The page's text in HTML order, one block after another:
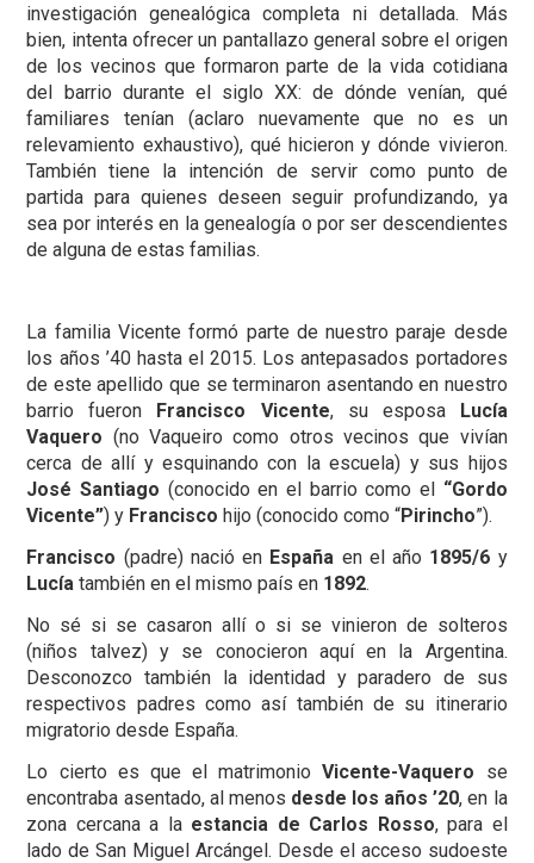
investigación genealógica completa ni detallada. Más
bien, intenta ofrecer un pantallazo general sobre el origen
de los vecinos que formaron parte de la vida cotidiana
del barrio durante el siglo XX: de dónde venían, qué
familiares tenían (aclaro nuevamente que no es un
relevamiento exhaustivo), qué hicieron y dónde vivieron.
También tiene la intención de servir como punto de
partida para quienes deseen seguir profundizando, ya
sea por interés en la genealogía o por ser descendientes
de alguna de estas familias.
La familia Vicente formó parte de nuestro paraje desde
los años ’40 hasta el 2015. Los antepasados portadores
de este apellido que se terminaron asentando en nuestro
barrio fueron
Francisco Vicente, su esposa
Lucía
Vaquero (no Vaqueiro como otros vecinos que vivían
cerca de allí y esquinando con la escuela) y sus hijos
José Santiago (conocido en el barrio como el “Gordo
Vicente”) y Francisco hijo (conocido como “Pirincho”).
Francisco (padre) nació en España en el año 1895/6 y
Lucíatambién en el mismo país en 1892.
No sé si se casaron allí o si se vinieron de solteros
(niños talvez) y se conocieron aquí en la Argentina.
Desconozco también la identidad y paradero de sus
respectivos padres como así también de su itinerario
migratorio desde España.
Lo cierto es que el matrimonioVicente-Vaquero se
encontraba asentado, al menos desde los años ’20, en la
zona cercana a la estancia de Carlos Rosso, para el
lado de San Miguel Arcángel. Desde el acceso sudoeste